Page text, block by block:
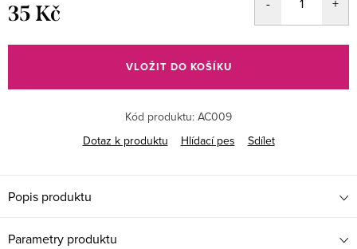
35 Kč
cena:
VLOŽIT DO KOŠÍKU
Kód produktu: AC009
Dotaz k produktu
Hlídací pes Sdílet
Popis produktu
Parametry produktu